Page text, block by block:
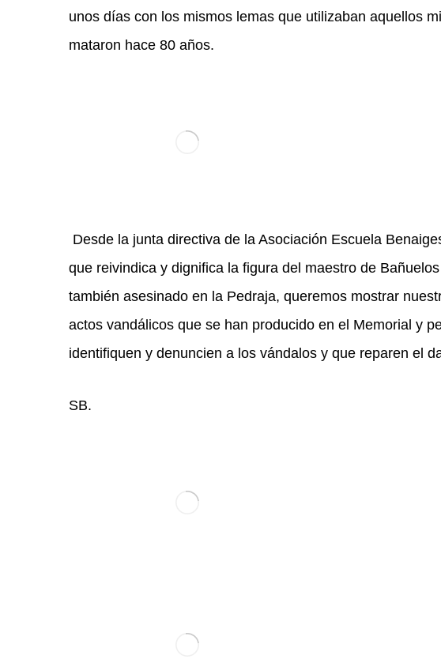
unos días con los mismos lemas que utilizaban aquellos
mataron hace 80 años.
Desde la junta directiva de la Asociación Escuela